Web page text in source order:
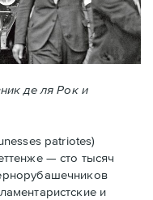
де ля Рок и
patriotes)
— cто тысяч
и